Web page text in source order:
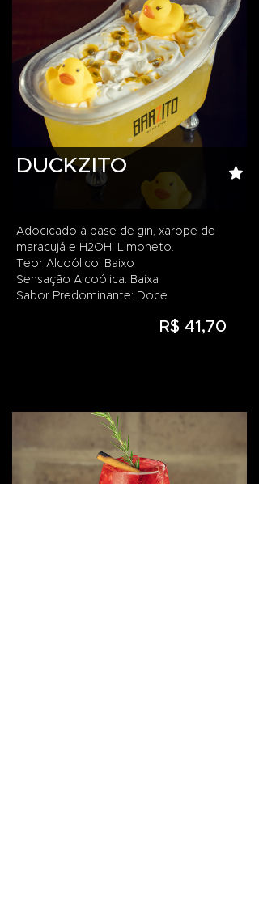
DUCKZITO
Adocicado à base de gin, xarope de
maracujá e H2OH! Limoneto.
Teor Alcoólico: Baixo
Sensação Alcoólica: Baixa
Sabor Predominante: Doce
R$ 41,70